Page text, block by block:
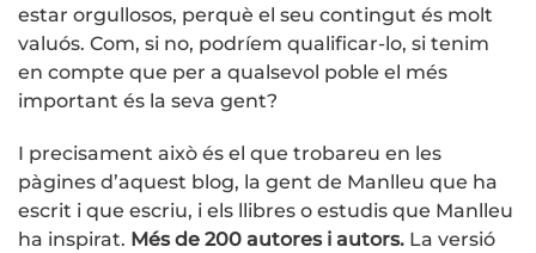
estar orgullosos, perquè el seu contingut és molt
valuós. Com, si no, podríem qualificar-lo, si tenim
en compte que per a qualsevol poble el més
important és la seva gent?
I precisament això és el que trobareu en les
pàgines d’aquest blog, la gent de Manlleu que ha
escrit i que escriu, i els llibres o estudis que Manlleu
ha inspirat. Més de 200 autores i autors. La versió